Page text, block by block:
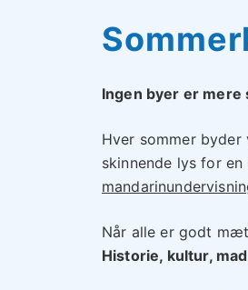
Ingen byer er mere
Hver sommer
skinnende lys for
Når alle er godt
Historie, kultur,